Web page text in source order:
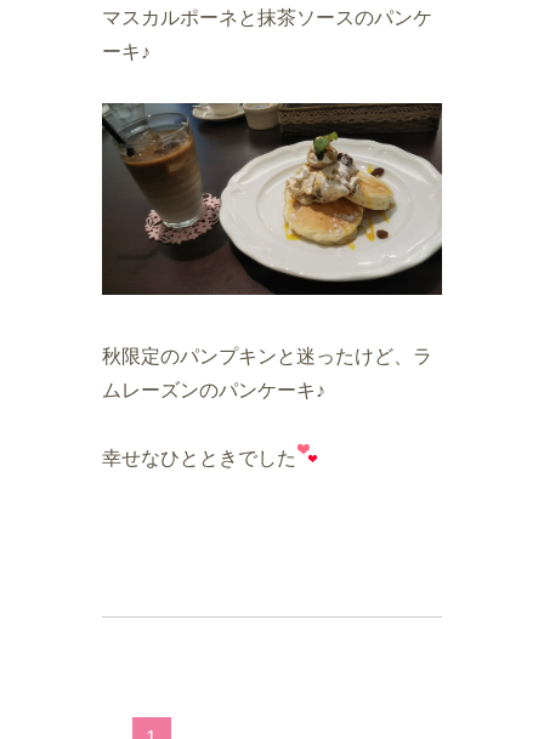
マスカルポーネと抹茶ソースのパンケ
ーキ♪
秋限定のパンプキンと迷ったけど、ラ
ムレーズンのパンケーキ♪
幸せなひとときでした